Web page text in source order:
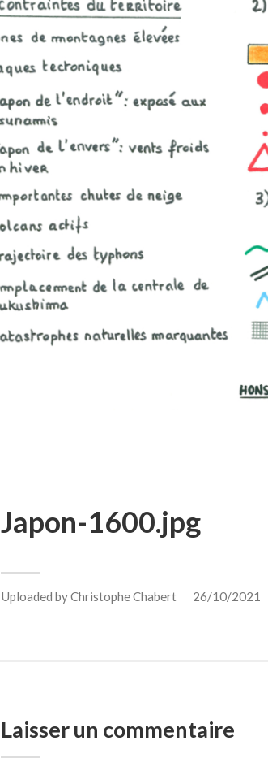
Japon-1600.jpg
Uploaded byChristophe Chabert 26/10/2021
Laisser un commentaire